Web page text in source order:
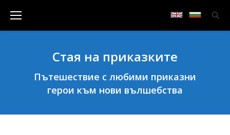
Стая на приказките
Пътешествие с любими приказни
герои към нови вълшебства